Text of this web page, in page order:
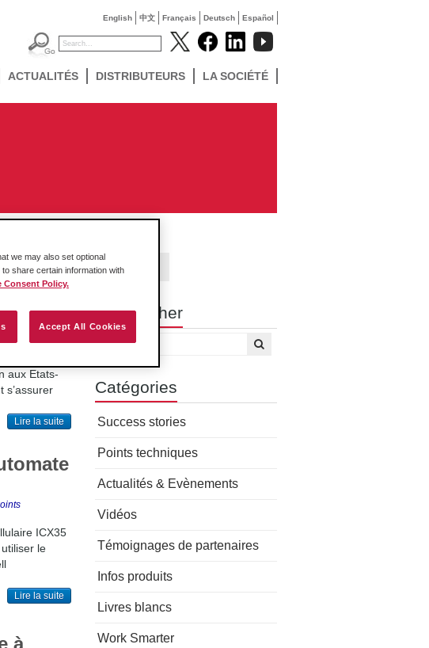
English 中文 Français Deutsch Español
ACTUALITÉS DISTRIBUTEURS LA SOCIÉTÉ
Contact Us
Rechercher
Catégories
Success stories
Points techniques
Actualités & Evènements
Vidéos
Témoignages de partenaires
Infos produits
Livres blancs
Work Smarter
eaux
via
stories,
aux Etats-
s’assurer
Lire la suite
ICX35
le
Lire la suite
à
we may also set optional
share certain information with
Consent Policy.
Accept All Cookies